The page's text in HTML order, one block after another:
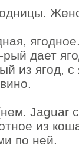
дает
из ягод, с
Jaguar
из
по ней.